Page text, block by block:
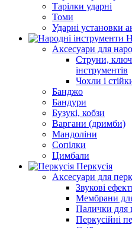
Тарілки ударні
Томи
Ударні установки
Аксесуари для
Струни,
інструментів
Чохли і
Банджо
Бандури
Бузукі, кобзи
Варгани (дримби)
Мандоліни
Сопілки
Цимбали
Перкусія
Аксесуари для
Звукові
Мембрани для
Палички для
Перкусійні